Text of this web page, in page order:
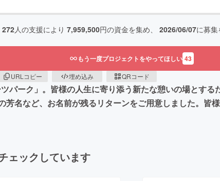
272人の支援により 7,959,500円の資金を集め、 2026/06/07に募
もう一度プロジェクトをやってほしい 43
URLコピー 埋め込み QRコード
パーク」。皆様の人生に寄り添う新たな憩いの場とす
芳名など、お名前が残るリターンをご用意しました。皆
ェックしています